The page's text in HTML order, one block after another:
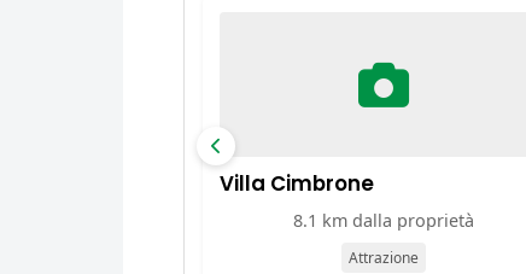
Villa Cimbrone
8.1 km dalla proprietà
Attrazione